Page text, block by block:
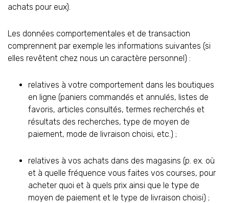
achats pour eux).
Les données comportementales et de transaction
comprennent par exemple les informations suivantes (si
elles revêtent chez nous un caractère personnel) :
relatives à votre comportement dans les boutiques
en ligne (paniers commandés et annulés, listes de
favoris, articles consultés, termes recherchés et
résultats des recherches, type de moyen de
paiement, mode de livraison choisi, etc.) ;
relatives à vos achats dans des magasins (p. ex. où
et à quelle fréquence vous faites vos courses, pour
acheter quoi et à quels prix ainsi que le type de
moyen de paiement et le type de livraison choisi) ;